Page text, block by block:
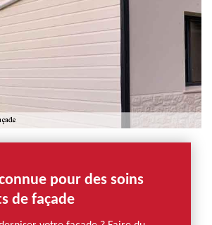
pour des soins
de façade